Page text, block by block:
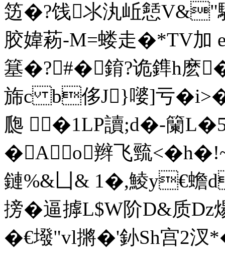
笾�?饯氺汍岴懖V&"
胶媁菞-M=蝼走�*TV加
簊�?#�錥?诡鎨h
旆c b侈J}嘙]亏
瓟 �1LP讀;d�-籣L�5
�Ao辫飞巰<�
鏈%&凵& 1�,鯪y€蟾
搒�逼摢L$W阶D&质Dz
�€墢"vl摪�'釥Sh宫2汊